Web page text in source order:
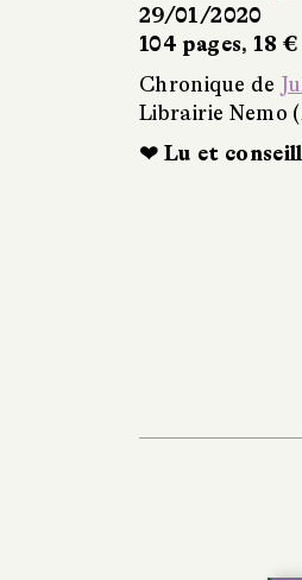
29/01/2020
104 pages, 18 €
Chronique de
Librairie Nemo
❤ Lu et